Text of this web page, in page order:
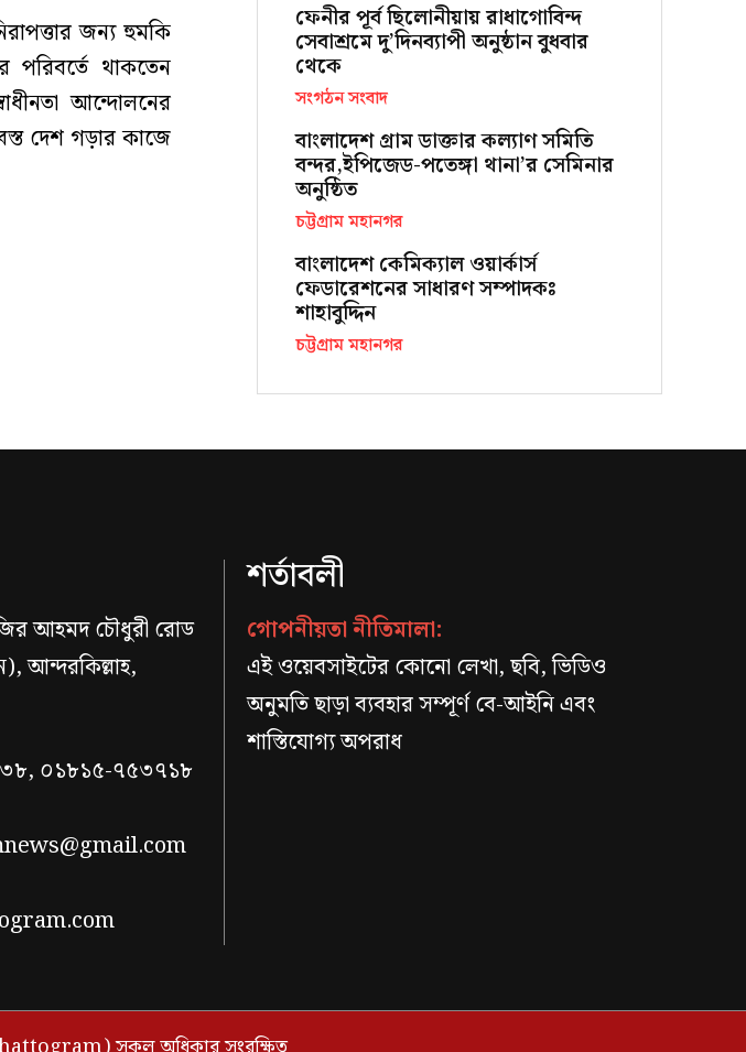
জন্য হুমকি
পরিবর্তে থাকতেন
আন্দোলনের
দেশ গড়ার কাজে
ফেনীর পূর্ব ছিলোনীয়ায় রাধাগোবিন্দ
সেবাশ্রমে দু’দিনব্যাপী অনুষ্ঠান বুধবার
থেকে
সংগঠন সংবাদ
বাংলাদেশ গ্রাম ডাক্তার কল্যাণ সমিতি
বন্দর,ইপিজেড-পতেঙ্গা থানা’র সেমিনার
অনুষ্ঠিত
চট্টগ্রাম মহানগর
বাংলাদেশ কেমিক্যাল ওয়ার্কার্স
ফেডারেশনের সাধারণ সম্পাদকঃ
শাহাবুদ্দিন
চট্টগ্রাম মহানগর
আহমদ চৌধুরী রোড
আন্দরকিল্লাহ,
০১৮১৫-৭৫৩৭১৮
শর্তাবলী
গোপনীয়তা নীতিমালা:
এই ওয়েবসাইটের কোনো লেখা, ছবি, ভিডিও
অনুমতি ছাড়া ব্যবহার সম্পূর্ণ বে-আইনি এবং
শাস্তিযোগ্য অপরাধ